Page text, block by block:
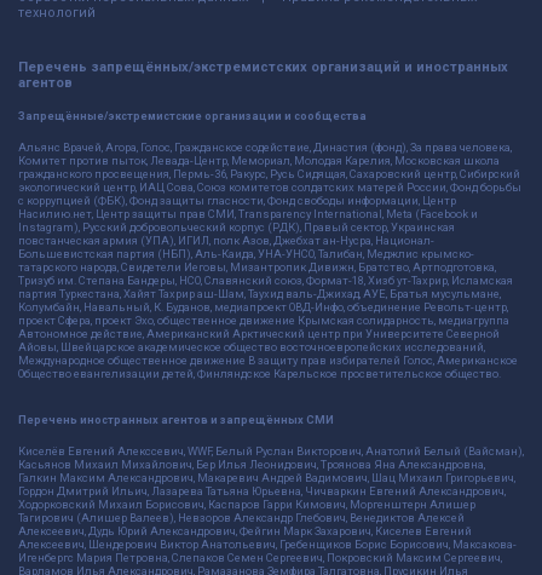
технологий
Перечень запрещённых/экстремистских организаций и иностранных
агентов
Запрещённые/экстремистские организации и сообщества
Альянс Врачей, Агора, Голос, Гражданское содействие, Династия (фонд), За права человека,
Комитет против пыток, Левада-Центр, Мемориал, Молодая Карелия, Московская школа
гражданского просвещения, Пермь-36, Ракурс, Русь Сидящая, Сахаровский центр, Сибирский
экологический центр, ИАЦ Сова, Союз комитетов солдатских матерей России, Фонд борьбы
с коррупцией (ФБК), Фонд защиты гласности, Фонд свободы информации, Центр
Насилию.нет, Центр защиты прав СМИ, Transparency International, Meta (Facebook и
Instagram), Русский добровольческий корпус (РДК), Правый сектор, Украинская
повстанческая армия (УПА), ИГИЛ, полк Азов, Джебхат ан-Нусра, Национал-
Большевистская партия (НБП), Аль-Каида, УНА-УНСО, Талибан, Меджлис крымско-
татарского народа, Свидетели Иеговы, Мизантропик Дивижн, Братство, Артподготовка,
Тризуб им. Степана Бандеры, НСО, Славянский союз, Формат-18, Хизб ут-Тахрир, Исламская
партия Туркестана, Хайят Тахрир аш-Шам, Таухид валь-Джихад, АУЕ, Братья мусульмане,
Колумбайн, Навальный, К. Буданов, медиапроект ОВД-Инфо, объединение Револьт-центр,
проект Сфера, проект Эхо, общественное движение Крымская солидарность, медиагруппа
Автономное действие, Американский Арктический центр при Университете Северной
Айовы, Швейцарское академическое общество восточноевропейских исследований,
Международное общественное движение В защиту прав избирателей Голос, Американское
Общество евангелизации детей, Финляндское Карельское просветительское общество.
Перечень иностранных агентов и запрещённых СМИ
Киселёв Евгений Алекссевич, WWF, Белый Руслан Викторович, Анатолий Белый (Вайсман),
Касьянов Михаил Михайлович, Бер Илья Леонидович, Троянова Яна Александровна,
Галкин Максим Александрович, Макаревич Андрей Вадимович, Шац Михаил Григорьевич,
Гордон Дмитрий Ильич, Лазарева Татьяна Юрьевна, Чичваркин Евгений Александрович,
Ходорковский Михаил Борисович, Каспаров Гарри Кимович, Моргенштерн Алишер
Тагирович (Алишер Валеев), Невзоров Александр Глебович, Венедиктов Алексей
Алексеевич, Дудь Юрий Александрович, Фейгин Марк Захарович, Киселев Евгений
Алексеевич, Шендерович Виктор Анатольевич, Гребенщиков Борис Борисович, Максакова-
Игенбергс Мария Петровна, Слепаков Семен Сергеевич, Покровский Максим Сергеевич,
Варламов Илья Александрович, Рамазанова Земфира Талгатовна, Прусикин Илья